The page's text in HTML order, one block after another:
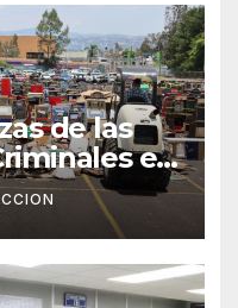
de las
en